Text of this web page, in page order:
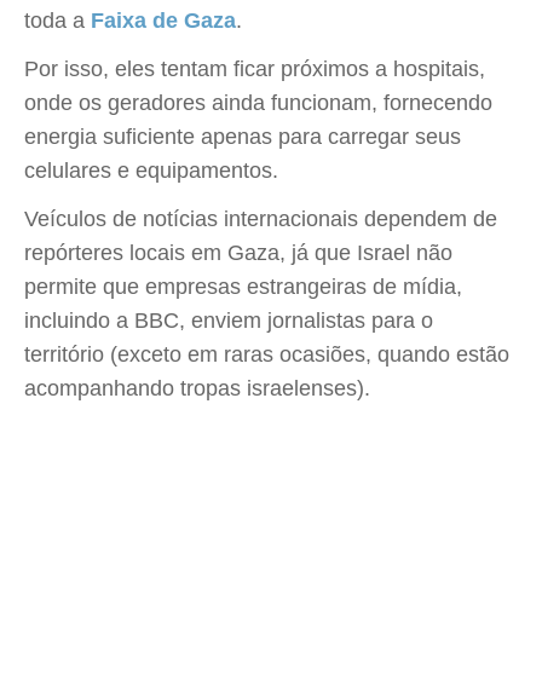
toda a Faixa de Gaza.
Por isso, eles tentam ficar próximos a hospitais,
onde os geradores ainda funcionam, fornecendo
energia suficiente apenas para carregar seus
celulares e equipamentos.
Veículos de notícias internacionais dependem de
repórteres locais em Gaza, já que Israel não
permite que empresas estrangeiras de mídia,
incluindo a BBC, enviem jornalistas para o
território (exceto em raras ocasiões, quando estão
acompanhando tropas israelenses).